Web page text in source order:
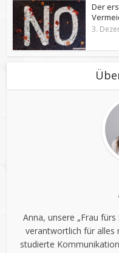
Der
3.
Anna, unsere „Frau
verantwortlich für alles
studierte